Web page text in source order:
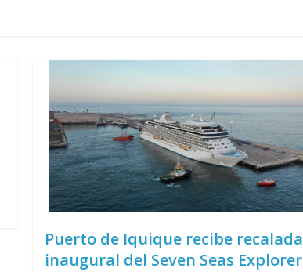
Puerto de Iquique recibe recalada
inaugural del Seven Seas Explorer